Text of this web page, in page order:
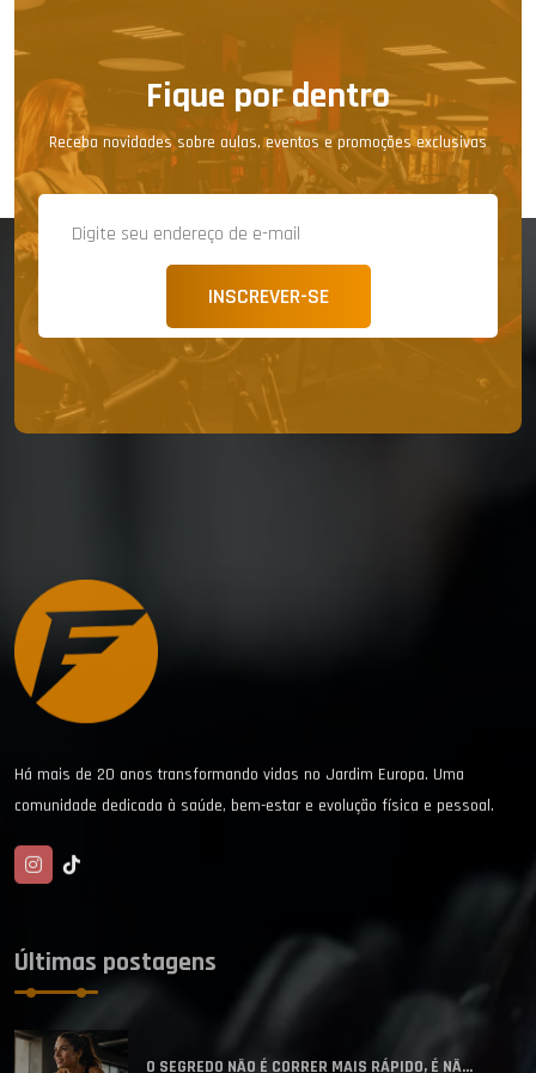
Fique por dentro
Receba novidades sobre aulas, eventos e promoções exclusivas
INSCREVER-SE
Há mais de 20 anos transformando vidas no Jardim Europa. Uma
comunidade dedicada à saúde, bem-estar e evolução física e pessoal.
Últimas postagens
O SEGREDO NÃO É CORRER MAIS RÁPIDO, É NÃ...